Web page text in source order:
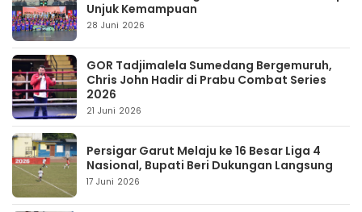
Unjuk Kemampuan
28 Juni 2026
GOR Tadjimalela Sumedang Bergemuruh,
Chris John Hadir di Prabu Combat Series
2026
21 Juni 2026
Persigar Garut Melaju ke 16 Besar Liga 4
Nasional, Bupati Beri Dukungan Langsung
17 Juni 2026